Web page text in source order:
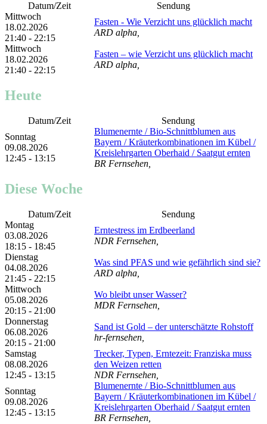
Datum/Zeit
Sendung
Mittwoch
18.02.2026
21:40 - 22:15
Fasten - Wie Verzicht uns glücklich macht
ARD alpha,
Mittwoch
18.02.2026
21:40 - 22:15
Fasten – wie Verzicht uns glücklich macht
ARD alpha,
Heute
Datum/Zeit
Sendung
Sonntag
09.08.2026
12:45 - 13:15
Blumenernte /​ Bio-Schnittblumen aus
Bayern /​ Kräuterkombinationen im Kübel /​
Kreislehrgarten Oberhaid /​ Saatgut ernten
BR Fernsehen,
Diese Woche
Datum/Zeit
Sendung
Montag
03.08.2026
18:15 - 18:45
Erntestress im Erdbeerland
NDR Fernsehen,
Dienstag
04.08.2026
21:45 - 22:15
Was sind PFAS und wie gefährlich sind sie?
ARD alpha,
Mittwoch
05.08.2026
20:15 - 21:00
Wo bleibt unser Wasser?
MDR Fernsehen,
Donnerstag
06.08.2026
20:15 - 21:00
Sand ist Gold – der unterschätzte Rohstoff
hr-fernsehen,
Samstag
08.08.2026
12:45 - 13:15
Trecker, Typen, Erntezeit: Franziska muss
den Weizen retten
NDR Fernsehen,
Sonntag
09.08.2026
12:45 - 13:15
Blumenernte /​ Bio-Schnittblumen aus
Bayern /​ Kräuterkombinationen im Kübel /​
Kreislehrgarten Oberhaid /​ Saatgut ernten
BR Fernsehen,